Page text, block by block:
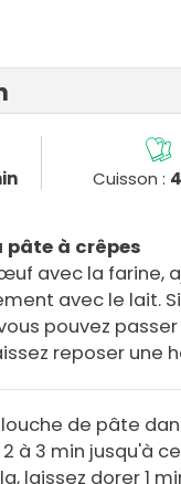
Cuisson :
pâte à crêpes
avec la farine,
avec le lait.
pouvez
reposer
de pâte
à 3 min jusqu'à
laissez dorer 1